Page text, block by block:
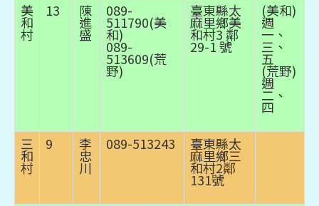
美
和
村
13 陳
進
盛
089-
511790(美
和)
089-
513609(荒
野)
臺東縣太
麻里鄉美
和村3 鄰
29-1 號
(美和)
週
一、
三、
五
(荒野)
週
二、
四
三
和
村
9 李
忠
川
089-513243 臺東縣太
麻里鄉三
和村2鄰
131號